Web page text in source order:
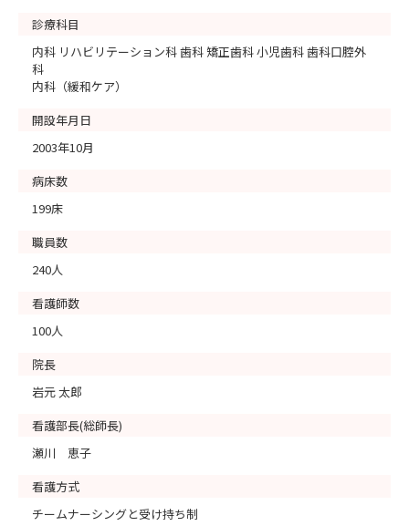
診療科目
内科 リハビリテーション科 歯科 矯正歯科 小児歯科 歯科口腔外
科
内科（緩和ケア）
開設年月日
2003年10月
病床数
199床
職員数
240人
看護師数
100人
院長
岩元 太郎
看護部長(総師長)
瀬川 恵子
看護方式
チームナーシングと受け持ち制